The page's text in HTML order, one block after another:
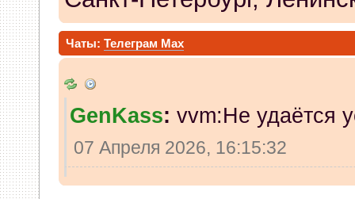
Чаты:Телеграм Max
GenKass: vvm:Не удаётся
07 Апреля 2026, 16:15:32
vvm:в чем проблема